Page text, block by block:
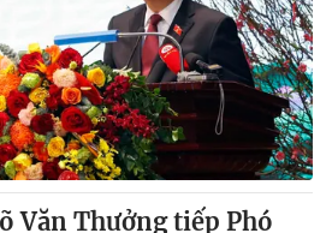
Văn Thưởng tiếp Phó